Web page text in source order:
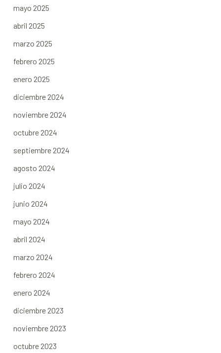
mayo 2025
abril 2025
marzo 2025
febrero 2025
enero 2025
diciembre 2024
noviembre 2024
octubre 2024
septiembre 2024
agosto 2024
julio 2024
junio 2024
mayo 2024
abril 2024
marzo 2024
febrero 2024
enero 2024
diciembre 2023
noviembre 2023
octubre 2023